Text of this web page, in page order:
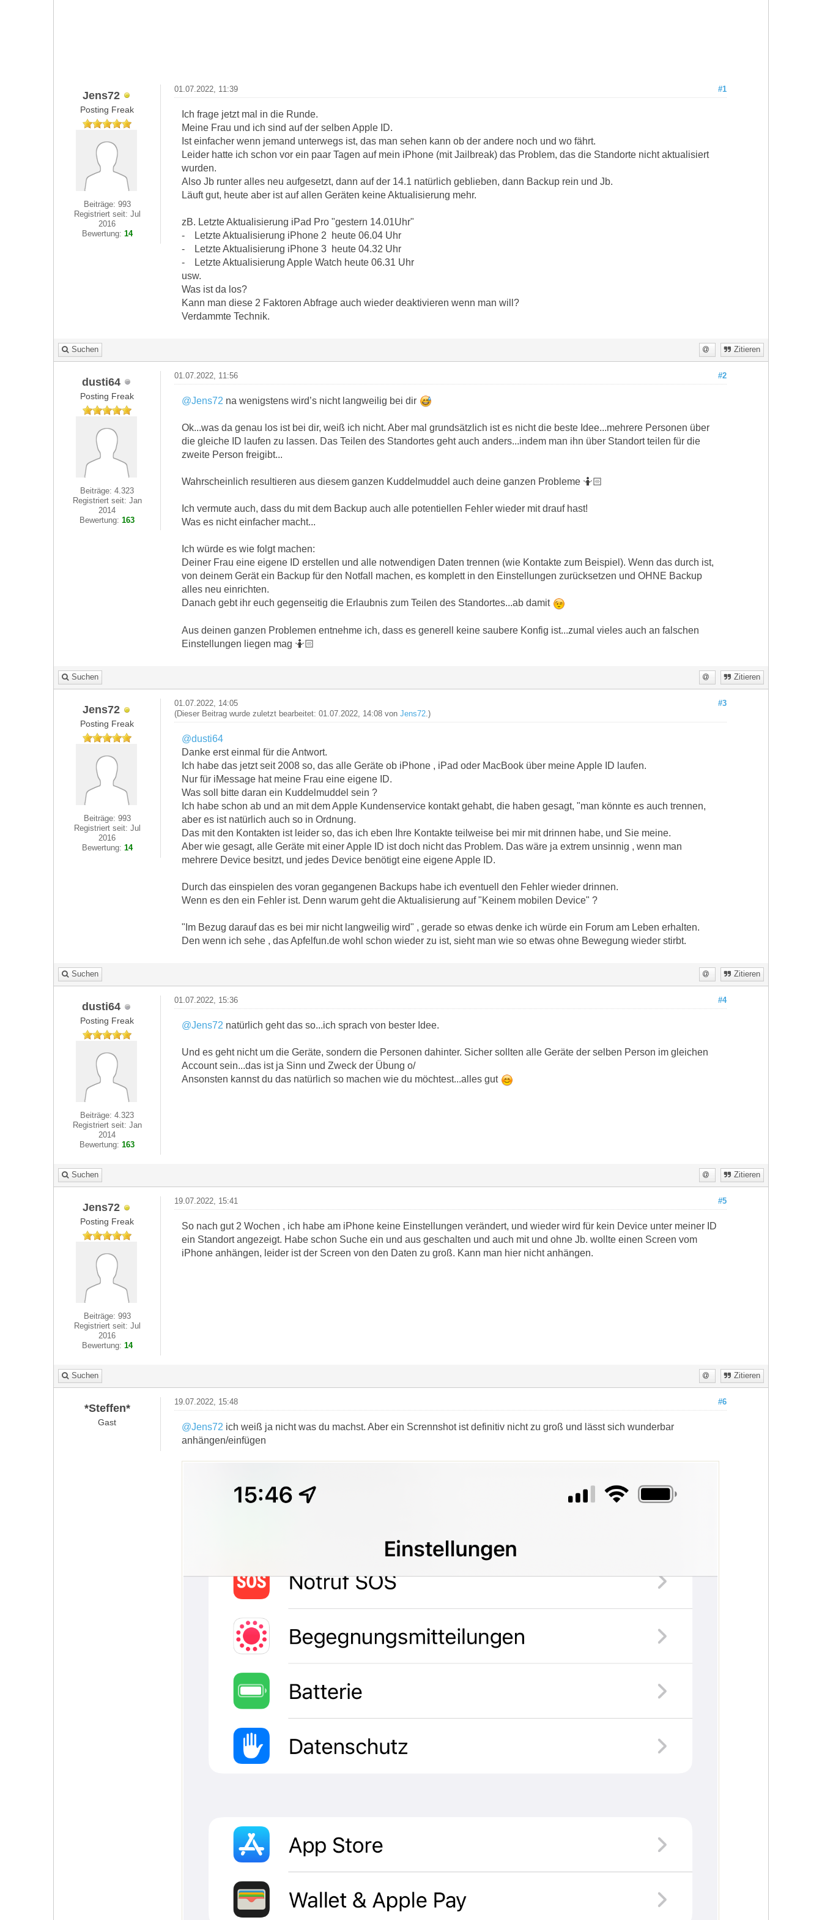
Jens72
Posting Freak
Beiträge: 993
Registriert seit: Jul
2016
Bewertung: 14
#1
01.07.2022, 11:39
Ich frage jetzt mal in die Runde.
Meine Frau und ich sind auf der selben Apple ID.
Ist einfacher wenn jemand unterwegs ist, das man sehen kann ob der andere noch und wo fährt.
Leider hatte ich schon vor ein paar Tagen auf mein iPhone (mit Jailbreak) das Problem, das die Standorte nicht aktualisiert
wurden.
Also Jb runter alles neu aufgesetzt, dann auf der 14.1 natürlich geblieben, dann Backup rein und Jb.
Läuft gut, heute aber ist auf allen Geräten keine Aktualisierung mehr.
zB. Letzte Aktualisierung iPad Pro "gestern 14.01Uhr"
- Letzte Aktualisierung iPhone 2 heute 06.04 Uhr
- Letzte Aktualisierung iPhone 3 heute 04.32 Uhr
- Letzte Aktualisierung Apple Watch heute 06.31 Uhr
usw.
Was ist da los?
Kann man diese 2 Faktoren Abfrage auch wieder deaktivieren wenn man will?
Verdammte Technik.
Suchen Zitieren
dusti64
Posting Freak
Beiträge: 4.323
Registriert seit: Jan
2014
Bewertung:163
#2
01.07.2022, 11:56
@Jens72 na wenigstens wird’s nicht langweilig bei dir
Ok...was da genau los ist bei dir, weiß ich nicht. Aber mal grundsätzlich ist es nicht die beste Idee...mehrere Personen über
die gleiche ID laufen zu lassen. Das Teilen des Standortes geht auch anders...indem man ihn über Standort teilen für die
zweite Person freigibt...
Wahrscheinlich resultieren aus diesem ganzen Kuddelmuddel auch deine ganzen Probleme 🤷🏻
Ich vermute auch, dass du mit dem Backup auch alle potentiellen Fehler wieder mit drauf hast!
Was es nicht einfacher macht...
Ich würde es wie folgt machen:
Deiner Frau eine eigene ID erstellen und alle notwendigen Daten trennen (wie Kontakte zum Beispiel). Wenn das durch ist,
von deinem Gerät ein Backup für den Notfall machen, es komplett in den Einstellungen zurücksetzen und OHNE Backup
alles neu einrichten.
Danach gebt ihr euch gegenseitig die Erlaubnis zum Teilen des Standortes...ab damit
Aus deinen ganzen Problemen entnehme ich, dass es generell keine saubere Konfig ist...zumal vieles auch an falschen
Einstellungen liegen mag 🤷🏻
Suchen Zitieren
Jens72
Posting Freak
Beiträge: 993
Registriert seit: Jul
2016
Bewertung: 14
#3
01.07.2022, 14:05
(Dieser Beitrag wurde zuletzt bearbeitet: 01.07.2022, 14:08 von Jens72.)
@dusti64
Danke erst einmal für die Antwort.
Ich habe das jetzt seit 2008 so, das alle Geräte ob iPhone , iPad oder MacBook über meine Apple ID laufen.
Nur für iMessage hat meine Frau eine eigene ID.
Was soll bitte daran ein Kuddelmuddel sein ?
Ich habe schon ab und an mit dem Apple Kundenservice kontakt gehabt, die haben gesagt, "man könnte es auch trennen,
aber es ist natürlich auch so in Ordnung.
Das mit den Kontakten ist leider so, das ich eben Ihre Kontakte teilweise bei mir mit drinnen habe, und Sie meine.
Aber wie gesagt, alle Geräte mit einer Apple ID ist doch nicht das Problem. Das wäre ja extrem unsinnig , wenn man
mehrere Device besitzt, und jedes Device benötigt eine eigene Apple ID.
Durch das einspielen des voran gegangenen Backups habe ich eventuell den Fehler wieder drinnen.
Wenn es den ein Fehler ist. Denn warum geht die Aktualisierung auf "Keinem mobilen Device" ?
"Im Bezug darauf das es bei mir nicht langweilig wird" , gerade so etwas denke ich würde ein Forum am Leben erhalten.
Den wenn ich sehe , das Apfelfun.de wohl schon wieder zu ist, sieht man wie so etwas ohne Bewegung wieder stirbt.
Suchen Zitieren
dusti64
Posting Freak
Beiträge: 4.323
Registriert seit: Jan
2014
Bewertung:163
#4
01.07.2022, 15:36
@Jens72 natürlich geht das so...ich sprach von bester Idee.
Und es geht nicht um die Geräte, sondern die Personen dahinter. Sicher sollten alle Geräte der selben Person im gleichen
Account sein...das ist ja Sinn und Zweck der Übung o/
Ansonsten kannst du das natürlich so machen wie du möchtest...alles gut
Suchen Zitieren
Jens72
Posting Freak
Beiträge: 993
Registriert seit: Jul
2016
Bewertung: 14
#5
19.07.2022, 15:41
So nach gut 2 Wochen , ich habe am iPhone keine Einstellungen verändert, und wieder wird für kein Device unter meiner ID
ein Standort angezeigt. Habe schon Suche ein und aus geschalten und auch mit und ohne Jb. wollte einen Screen vom
iPhone anhängen, leider ist der Screen von den Daten zu groß. Kann man hier nicht anhängen.
Suchen Zitieren
*Steffen*
Gast
#6
19.07.2022, 15:48
@Jens72 ich weiß ja nicht was du machst. Aber ein Scrennshot ist definitiv nicht zu groß und lässt sich wunderbar
anhängen/einfügen